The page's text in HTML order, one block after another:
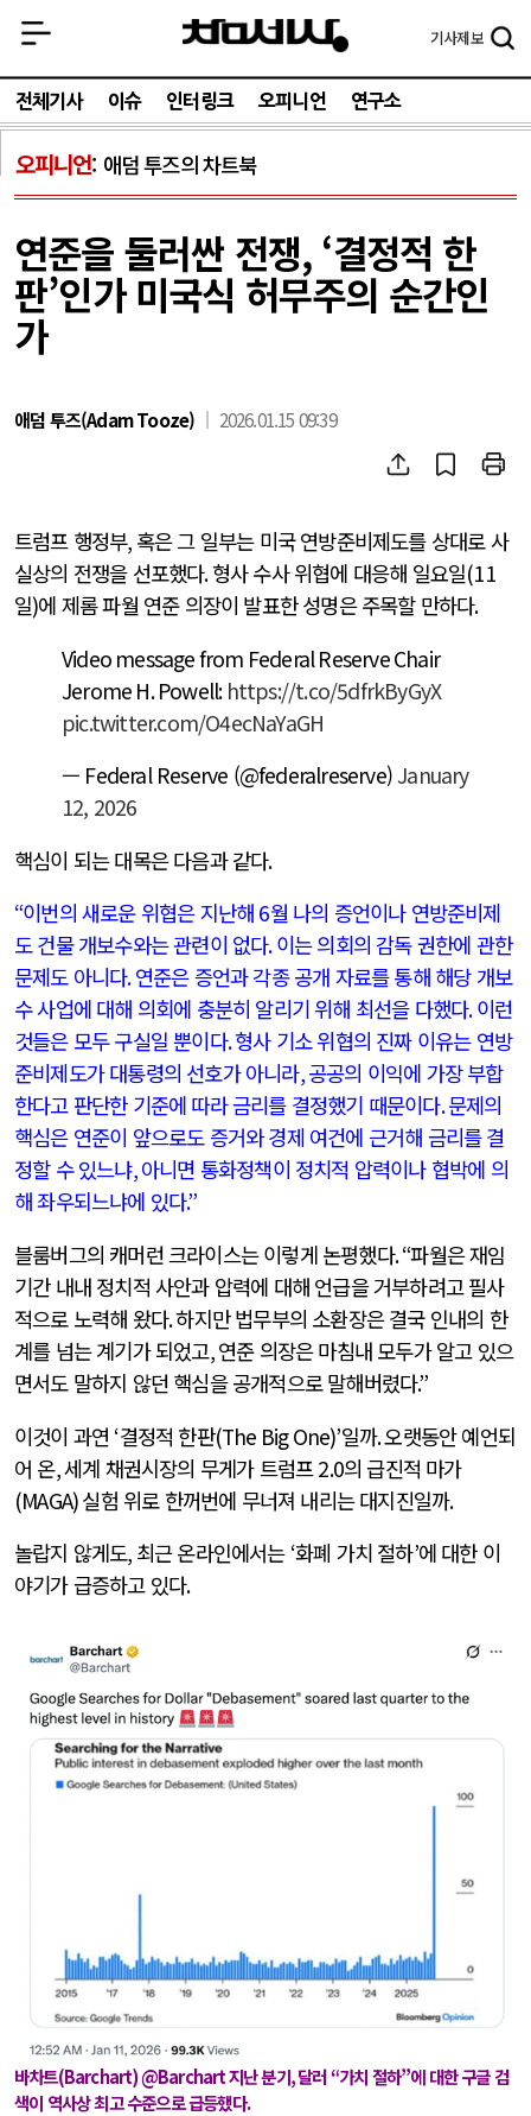
기사제보
전체기사 이슈 인터링크 오피니언 연구소
오피니언 애덤 투즈의 차트북
연준을 둘러싼 전쟁, ‘결정적 한
판’인가 미국식 허무주의 순간인
가
애덤 투즈(Adam Tooze) 2026.01.15 09:39
트럼프 행정부, 혹은 그 일부는 미국 연방준비제도를 상대로 사
실상의 전쟁을 선포했다.형사 수사 위협에 대응해 일요일(11
일)에 제롬 파월 연준 의장이 발표한 성명은 주목할 만하다.
Video message from Federal Reserve Chair
Jerome H. Powell: https://t.co/5dfrkByGyX
pic.twitter.com/O4ecNaYaGH
— Federal Reserve (@federalreserve)January
12, 2026
핵심이 되는 대목은 다음과 같다.
“이번의 새로운 위협은 지난해 6월 나의 증언이나 연방준비제
도 건물 개보수와는 관련이 없다.이는 의회의 감독 권한에 관한
문제도 아니다.연준은 증언과 각종 공개 자료를 통해 해당 개보
수 사업에 대해 의회에 충분히 알리기 위해 최선을 다했다.이런
것들은 모두 구실일 뿐이다.형사 기소 위협의 진짜 이유는 연방
준비제도가 대통령의 선호가 아니라,공공의 이익에 가장 부합
한다고 판단한 기준에 따라 금리를 결정했기 때문이다.문제의
핵심은 연준이 앞으로도 증거와 경제 여건에 근거해 금리를 결
정할 수 있느냐,아니면 통화정책이 정치적 압력이나 협박에 의
해 좌우되느냐에 있다.”
블룸버그의 캐머런 크라이스는 이렇게 논평했다. “파월은 재임
기간 내내 정치적 사안과 압력에 대해 언급을 거부하려고 필사
적으로 노력해 왔다.하지만 법무부의 소환장은 결국 인내의 한
계를 넘는 계기가 되었고,연준 의장은 마침내 모두가 알고 있으
면서도 말하지 않던 핵심을 공개적으로 말해버렸다.”
이것이 과연 ‘결정적 한판(The Big One)’일까.오랫동안 예언되
어 온,세계 채권시장의 무게가 트럼프2.0의 급진적 마가
(MAGA)실험 위로 한꺼번에 무너져 내리는 대지진일까.
놀랍지 않게도, 최근 온라인에서는 ‘화폐 가치 절하’에 대한 이
야기가 급증하고 있다.
바차트(Barchart) @Barchart지난 분기,달러“가치 절하”에 대한 구글 검
색이 역사상 최고 수준으로 급등했다.